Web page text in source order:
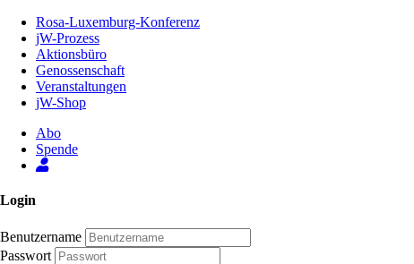
Inhalt
Seite
Rosa-Luxemburg-Konferenz
jW-Prozess
Aktionsbüro
Genossenschaft
Veranstaltungen
jW-Shop
Abo
Spende
Login
Benutzername
Passwort